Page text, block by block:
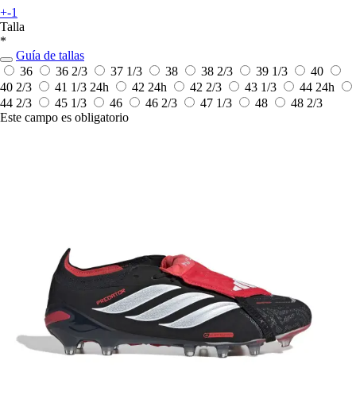
+-1
Talla
*
Guía de tallas
36
36 2/3 37 1/3 38 38 2/3 39 1/3
40
40 2/3
41 1/3 24h 42 24h 42 2/3 43 1/3 44 24h
44 2/3
45 1/3 46 46 2/3 47 1/3 48
48 2/3
Este campo es obligatorio